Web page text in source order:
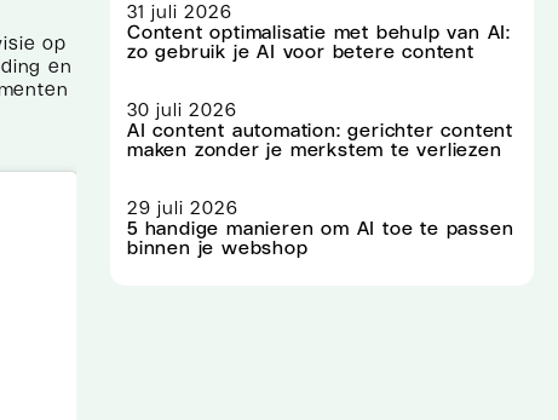
op
en
31 juli 2026
Content optimalisatie met behulp van AI:
zo gebruik je AI voor betere content
30 juli 2026
AI content automation: gerichter content
maken zonder je merkstem te verliezen
29 juli 2026
5 handige manieren om AI toe te passen
binnen je webshop